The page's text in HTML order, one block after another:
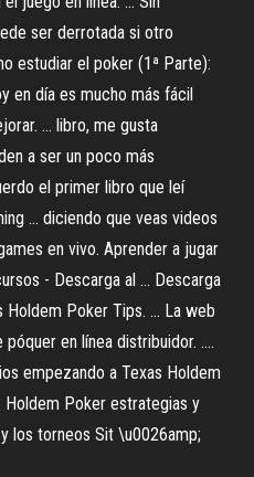
ser derrotada si otro
estudiar el poker (1ª Parte):
en día es mucho más fácil
... libro, me gusta
a ser un poco más
el primer libro que leí
... diciendo que veas videos
en vivo. Aprender a jugar
- Descarga al ... Descarga
Holdem Poker Tips. ... La web
en línea distribuidor. ....
empezando a Texas Holdem
Holdem Poker estrategias y
los torneos Sit \u0026amp;